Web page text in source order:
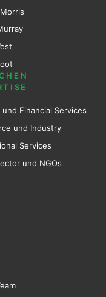
rris
und Financial Services
und Industry
Services
und NGOs